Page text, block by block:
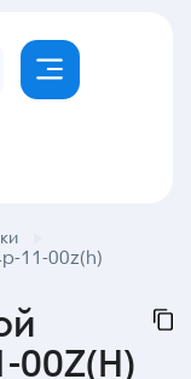
11-00z(h)
00Z(H)